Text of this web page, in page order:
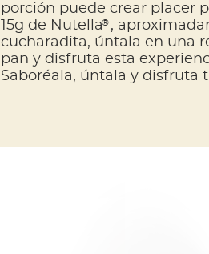
porción puede crear placer
15g de Nutella® ,
cucharadita, úntala en una
pan y disfruta esta
Saboréala, úntala y disfruta